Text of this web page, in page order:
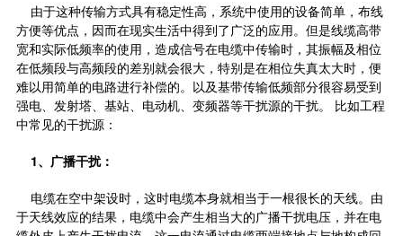
由于这种传输方式具有稳定性高，系统中使用的设备简单，布线
方便等优点，因而在现实生活中得到了广泛的应用。但是线缆高带
宽和实际低频率的使用，造成信号在电缆中传输时，其振幅及相位
在低频段与高频段的差别就会很大，特别是在相位失真太大时，便
难以用简单的电路进行补偿的。以及基带传输低频部分很容易受到
强电、发射塔、基站、电动机、变频器等干扰源的干扰。 比如工程
中常见的干扰源：
1、广播干扰：
电缆在空中架设时，这时电缆本身就相当于一根很长的天线。由
于天线效应的结果，电缆中会产生相当大的广播干扰电压，并在电